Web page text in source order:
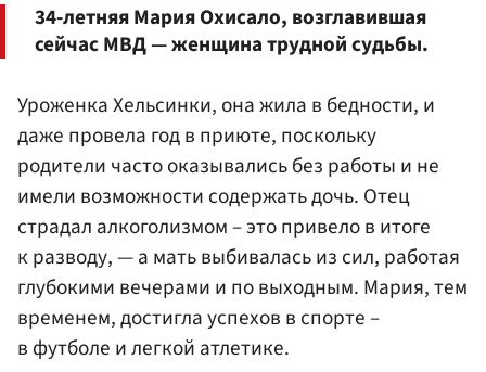
34-летняя Мария Охисало, возглавившая
сейчас МВД — женщина трудной судьбы.
Уроженка Хельсинки, она жила в бедности, и
даже провела год в приюте, поскольку
родители часто оказывались без работы и не
имели возможности содержать дочь. Отец
страдал алкоголизмом – это привело в итоге
к разводу, — а мать выбивалась из сил, работая
глубокими вечерами и по выходным. Мария, тем
временем, достигла успехов в спорте –
в футболе и легкой атлетике.